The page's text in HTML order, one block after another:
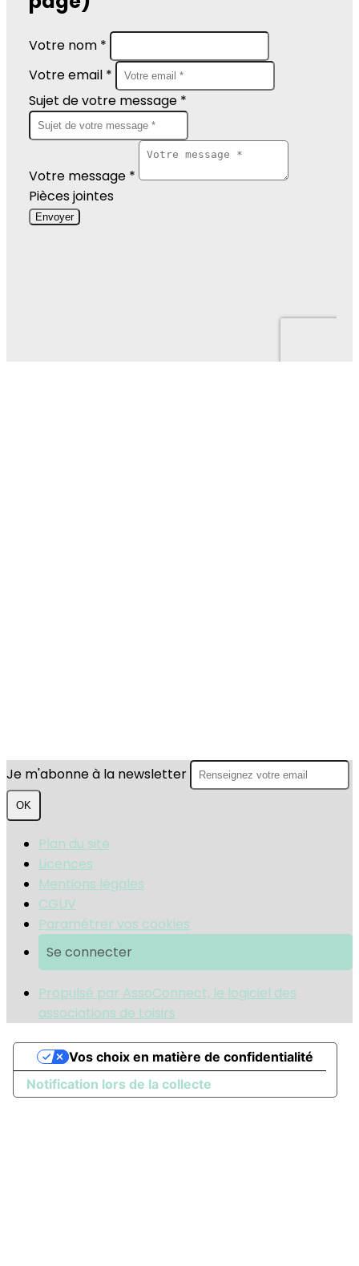
Je m'abonne à la newsletter
OK
Plan du site
Licences
Mentions légales
CGUV
Paramétrer vos cookies
Se connecter
Propulsé par AssoConnect, le logiciel des
associations de Loisirs
Notification lors de la collecte
Vos choix en matière de confidentialité